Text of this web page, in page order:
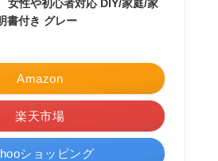
性や初心者対応 DIY/家庭/家
書付き グレー
Amazon
楽天市場
ショッピング